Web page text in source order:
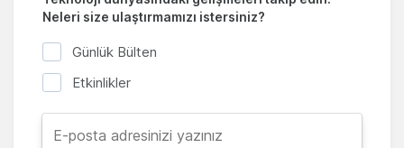
Neleri size ulaştırmamızı istersiniz?
Günlük Bülten
Etkinlikler